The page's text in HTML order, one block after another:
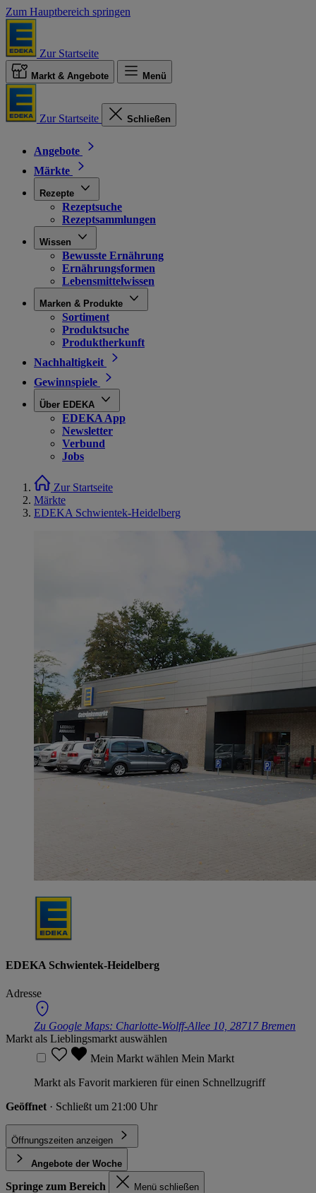
Zum Hauptbereich springen
Zur Startseite
Markt & Angebote Menü
Zur Startseite Schließen
Angebote
Märkte
Rezepte
Rezeptsuche
Rezeptsammlungen
Wissen
Bewusste Ernährung
Ernährungsformen
Lebensmittelwissen
Marken & Produkte
Sortiment
Produktsuche
Produktherkunft
Nachhaltigkeit
Gewinnspiele
Über EDEKA
EDEKA App
Newsletter
Verbund
Jobs
Zur Startseite
Märkte
EDEKA Schwientek-Heidelberg
EDEKA Schwientek-Heidelberg
Adresse
Zu Google Maps: Charlotte-Wolff-Allee 10, 28717 Bremen
Markt als Lieblingsmarkt auswählen
Mein Markt wählen Mein Markt
Markt als Favorit markieren für einen Schnellzugriff
Geöffnet · Schließt um 21:00 Uhr
Öffnungszeiten anzeigen
Angebote der Woche
Springe zum Bereich Menü schließen